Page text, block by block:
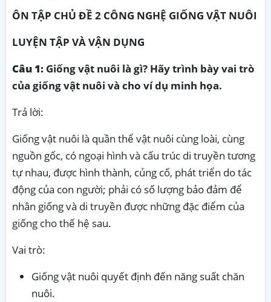
ÔN TẬP CHỦ ĐỀ 2 CÔNG NGHỆ GIỐNG VẬT NUÔI
LUYỆN TẬP VÀ VẬN DỤNG
Câu 1: Giống vật nuôi là gì? Hãy trình bày vai trò
của giống vật nuôi và cho ví dụ minh họa.
Trả lời:
Giống vật nuôi là quần thể vật nuôi cùng loài, cùng
nguồn gốc, có ngoại hình và cấu trúc di truyền tương
tự nhau, được hình thành, củng cố, phát triển do tác
động của con người; phải có số lượng bảo đảm để
nhân giống và di truyền được những đặc điểm của
giống cho thế hệ sau.
Vai trò:
Giống vật nuôi quyết định đến năng suất chăn
nuôi.